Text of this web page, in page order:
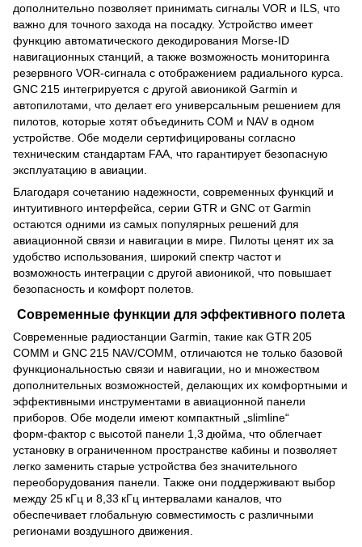
дополнительно позволяет принимать сигналы VOR и ILS, что
важно для точного захода на посадку. Устройство имеет
функцию автоматического декодирования Morse‑ID
навигационных станций, а также возможность мониторинга
резервного VOR‑сигнала с отображением радиального курса.
GNC 215 интегрируется с другой авионикой Garmin и
автопилотами, что делает его универсальным решением для
пилотов, которые хотят объединить COM и NAV в одном
устройстве. Обе модели сертифицированы согласно
техническим стандартам FAA, что гарантирует безопасную
эксплуатацию в авиации.
Благодаря сочетанию надежности, современных функций и
интуитивного интерфейса, серии GTR и GNC от Garmin
остаются одними из самых популярных решений для
авиационной связи и навигации в мире. Пилоты ценят их за
удобство использования, широкий спектр частот и
возможность интеграции с другой авионикой, что повышает
безопасность и комфорт полетов.
Современные функции для эффективного полета
Современные радиостанции Garmin, такие как GTR 205
COMM и GNC 215 NAV/COMM, отличаются не только базовой
функциональностью связи и навигации, но и множеством
дополнительных возможностей, делающих их комфортными и
эффективными инструментами в авиационной панели
приборов. Обе модели имеют компактный „slimline“
форм‑фактор с высотой панели 1,3 дюйма, что облегчает
установку в ограниченном пространстве кабины и позволяет
легко заменить старые устройства без значительного
переоборудования панели. Также они поддерживают выбор
между 25 кГц и 8,33 кГц интервалами каналов, что
обеспечивает глобальную совместимость с различными
регионами воздушного движения.